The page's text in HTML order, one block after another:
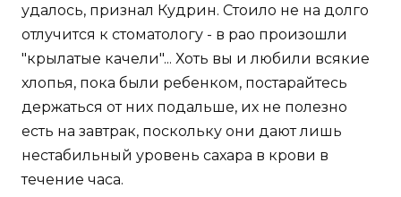
удалось, признал Кудрин. Стоило не на долго
отлучится к стоматологу - в рао произошли
"крылатые качели"... Хоть вы и любили всякие
хлопья, пока были ребенком, постарайтесь
держаться от них подальше, их не полезно
есть на завтрак, поскольку они дают лишь
нестабильный уровень сахара в крови в
течение часа.